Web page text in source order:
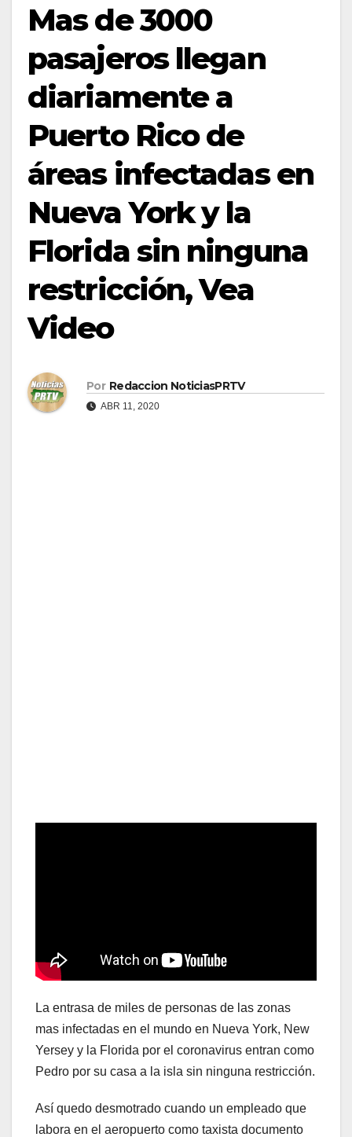
Mas de 3000
pasajeros llegan
diariamente a
Puerto Rico de
áreas infectadas en
Nueva York y la
Florida sin ninguna
restricción, Vea
Video
Por Redaccion NoticiasPRTV
ABR 11, 2020
La entrasa de miles de personas de las zonas
mas infectadas en el mundo en Nueva York, New
Yersey y la Florida por el coronavirus entran como
Pedro por su casa a la isla sin ninguna restricción.
Así quedo desmotrado cuando un empleado que
labora en el aeropuerto como taxista documento